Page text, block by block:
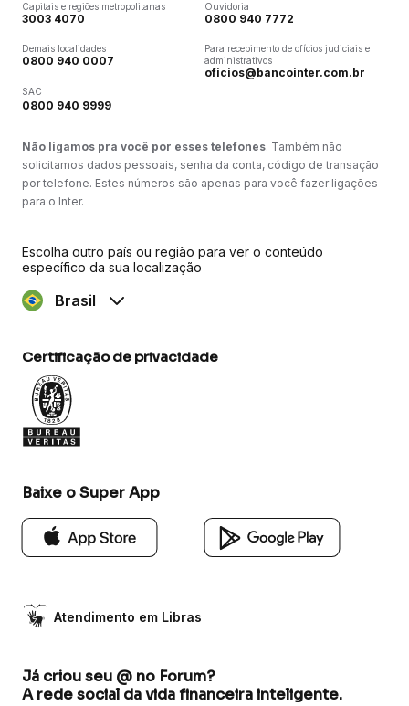
Capitais e regiões metropolitanas
3003 4070
Demais localidades
0800 940 0007
SAC
0800 940 9999
Ouvidoria
0800 940 7772
Para recebimento de ofícios judiciais e
administrativos
oficios@bancointer.com.br
Não ligamos pra você por esses telefones. Também não
solicitamos dados pessoais, senha da conta, código de transação
por telefone. Estes números são apenas para você fazer ligações
para o Inter.
Escolha outro país ou região para ver o conteúdo
específico da sua localização
Brasil
Certificação de privacidade
Baixe o Super App
Atendimento em Libras
Já criou seu @ no Forum?
A rede social da vida financeira inteligente.